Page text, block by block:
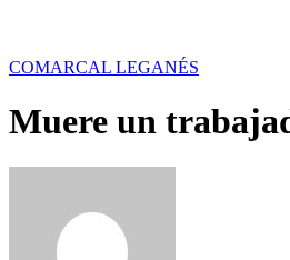
COMARCAL LEGANÉS
Muere un